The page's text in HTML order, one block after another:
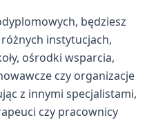
będziesz
instytucjach,
ośrodki wsparcia,
czy organizacje
z innymi specjalistami,
czy pracownicy